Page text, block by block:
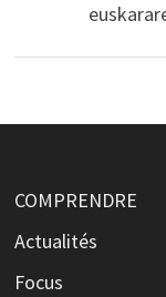
COMPRENDRE
Actualités
Focus